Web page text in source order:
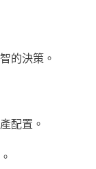
的決策。
配置。